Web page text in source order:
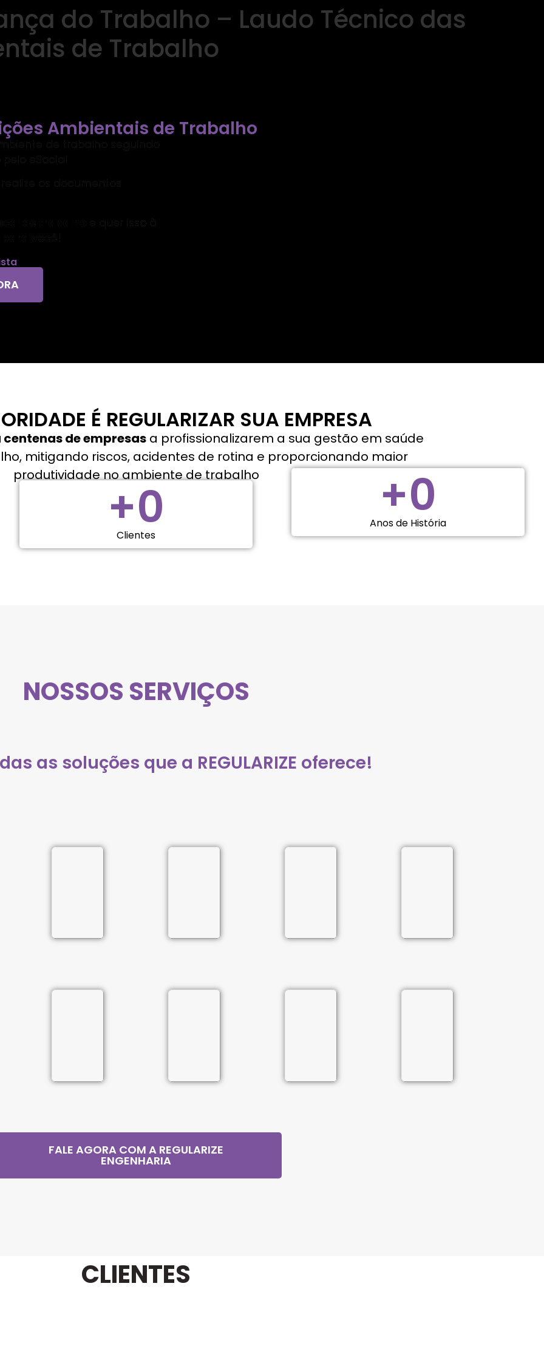
do Trabalho – Laudo Técnico das
de Trabalho
Ambientais de Trabalho
É REGULARIZAR SUA EMPRESA
de empresasa profissionalizarem a sua gestão em saúde
mitigando riscos, acidentes de rotina e proporcionando maior
produtividade no ambiente de trabalho
Clientes
+0 Anos de História
+0
NOSSOS SERVIÇOS
as soluções que a REGULARIZE oferece!
FALE AGORA COM A REGULARIZE
ENGENHARIA
CLIENTES